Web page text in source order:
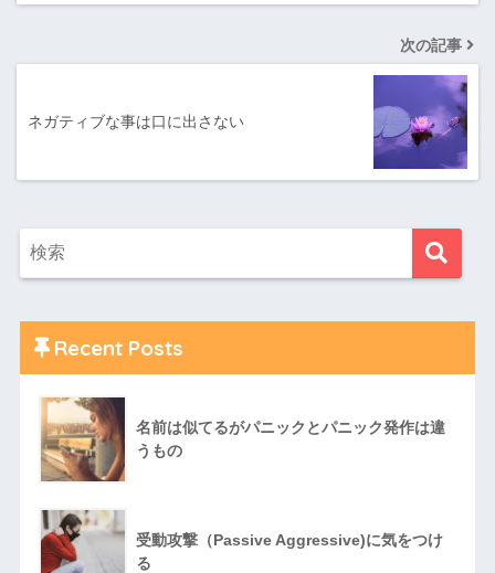
次の記事
ネガティブな事は口に出さない
Recent Posts
名前は似てるがパニックとパニック発作は違
うもの
受動攻撃（Passive Aggressive)に気をつけ
る